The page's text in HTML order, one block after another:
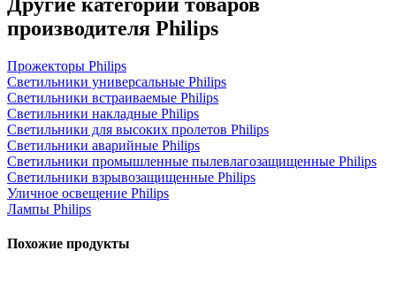
производителя Philips
Прожекторы Philips
Светильники универсальные Philips
Светильники встраиваемые Philips
Светильники накладные Philips
Светильники для высоких пролетов Philips
Светильники аварийные Philips
Светильники промышленные пылевлагозащищенные Philips
Светильники взрывозащищенные Philips
Уличное освещение Philips
Лампы Philips
Похожие продукты